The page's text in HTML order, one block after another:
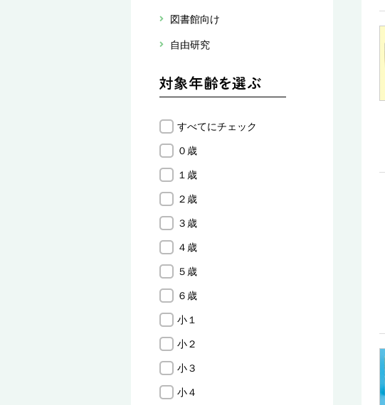
図書館向け
自由研究
すべてにチェック
０歳
１歳
２歳
３歳
４歳
５歳
６歳
小１
小２
小３
小４